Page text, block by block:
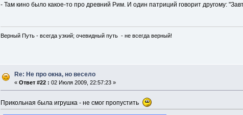
- Там кино было какое-то про древний Рим. И один патриций говорит другому:
Верный Путь - всегда узкий; очевидный путь - не всегда верный!
Re: Не про окна, но весело
«Ответ #22 : 02 Июля 2009, 22:57:23 »
Прикольная была игрушка - не смог пропустить